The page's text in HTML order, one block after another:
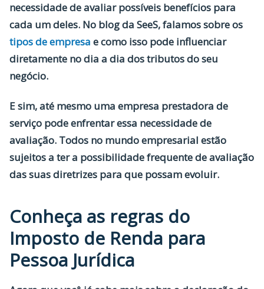
necessidade de avaliar possíveis benefícios para
cada um deles. No blog da SeeS, falamos sobre os
tipos de empresa e como isso pode influenciar
diretamente no dia a dia dos tributos do seu
negócio.
E sim, até mesmo uma empresa prestadora de
serviço pode enfrentar essa necessidade de
avaliação. Todos no mundo empresarial estão
sujeitos a ter a possibilidade frequente de avaliação
das suas diretrizes para que possam evoluir.
Conheça as regras do
Imposto de Renda para
Pessoa Jurídica